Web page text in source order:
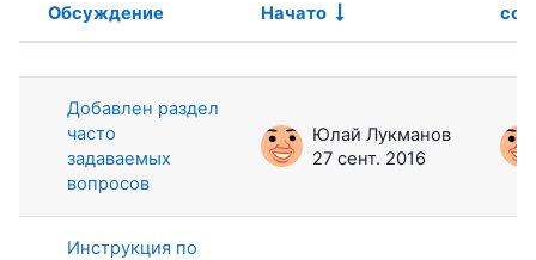
Статус
Обсуждение Начато
Добавлен раздел
часто
задаваемых
вопросов
Юлай Лукманов
27 сент. 2016
Инструкция по